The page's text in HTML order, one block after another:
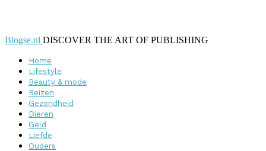
Blogse.nl DISCOVER THE ART OF PUBLISHING
Home
Lifestyle
Beauty & mode
Reizen
Gezondheid
Dieren
Geld
Liefde
Ouders